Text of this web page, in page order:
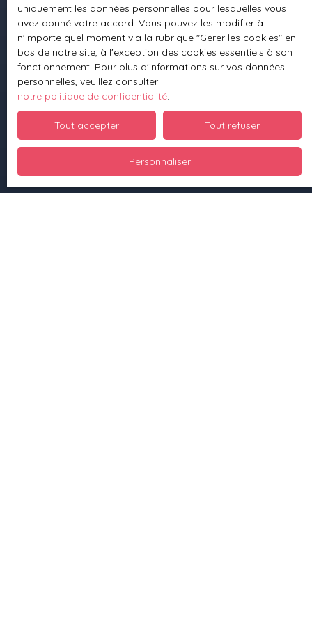
Nous contacter
Informations
Nos honoraires
Mentions légales
Politique de confidentialité
Plan du site
Gérer les cookies
uniquement les données personnelles pour lesquelles vous
avez donné votre accord. Vous pouvez les modifier à
n'importe quel moment via la rubrique ″Gérer les cookies″ en
bas de notre site, à l'exception des cookies essentiels à son
fonctionnement. Pour plus d'informations sur vos données
personnelles, veuillez consulter
notre politique de confidentialité.
Tout accepter Tout refuser
Personnaliser